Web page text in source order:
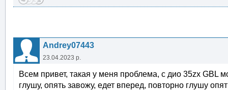
Andrey07443
23.04.2023 р.
Всем привет, такая у меня проблема, с дио 35zx GBL
глушу, опять завожу, едет вперед, повторно глушу